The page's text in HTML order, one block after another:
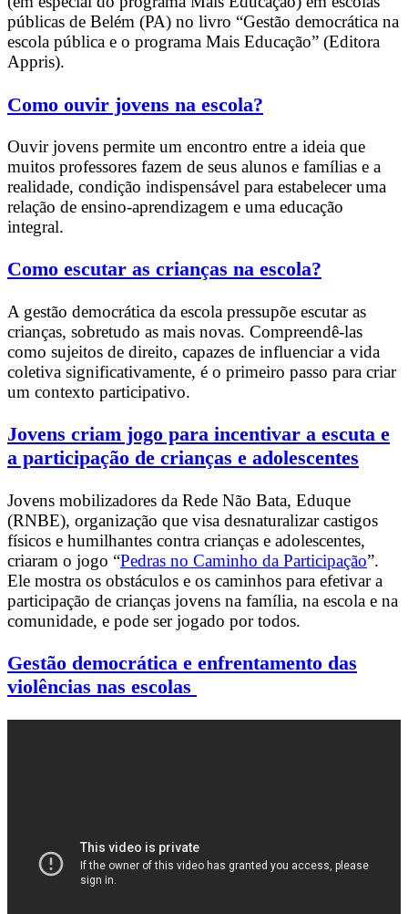
públicas de Belém (PA) no livro “Gestão democrática na
escola pública e o programa Mais Educação” (Editora
Appris).
Como ouvir jovens na escola?
Ouvir jovens permite um encontro entre a ideia que
muitos professores fazem de seus alunos e famílias e a
realidade, condição indispensável para estabelecer uma
relação de ensino-aprendizagem e uma educação
integral.
Como escutar as crianças na escola?
A gestão democrática da escola pressupõe escutar as
crianças, sobretudo as mais novas. Compreendê-las
como sujeitos de direito, capazes de influenciar a vida
coletiva significativamente, é o primeiro passo para criar
um contexto participativo.
Jovens criam jogo para incentivar a escuta e
a participação de crianças e adolescentes
Jovens mobilizadores da Rede Não Bata, Eduque
(RNBE), organização que visa desnaturalizar castigos
físicos e humilhantes contra crianças e adolescentes,
criaram o jogo “Pedras no Caminho da Participação”.
Ele mostra os obstáculos e os caminhos para efetivar a
participação de crianças jovens na família, na escola e na
comunidade, e pode ser jogado por todos.
Gestão democrática e enfrentamento das
violências nas escolas